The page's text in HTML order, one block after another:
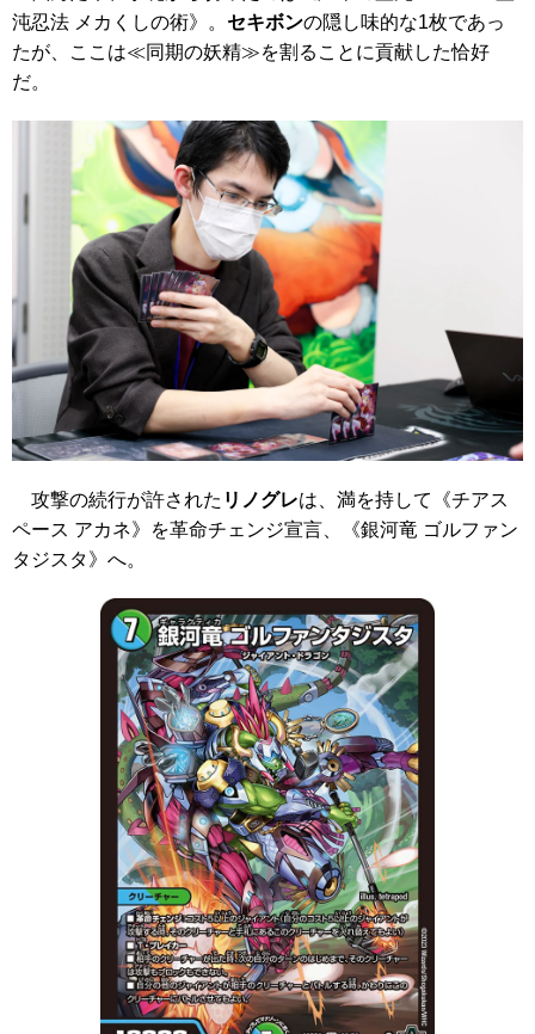
沌忍法 メカくしの術》
。 セキボンの隠し味的な1枚であっ
たが、ここは≪同期の妖精≫を割ることに貢献した恰好
だ。
攻撃の続行が許された リノグレは、満を持して
《チアス
ペース アカネ》
を革命チェンジ宣言、
《銀河竜 ゴルファン
タジスタ》 へ。